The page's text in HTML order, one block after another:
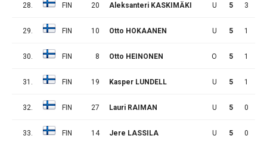
28. FIN 20 Aleksanteri KASKIMÄKI U 5 3
29. FIN 10 Otto HOKAANEN U 5 1
30. FIN 8 Otto HEINONEN O 5 1
31. FIN 19 Kasper LUNDELL U 5 1
32. FIN 27 Lauri RAIMAN U 5 0
33. FIN 14 Jere LASSILA U 5 0